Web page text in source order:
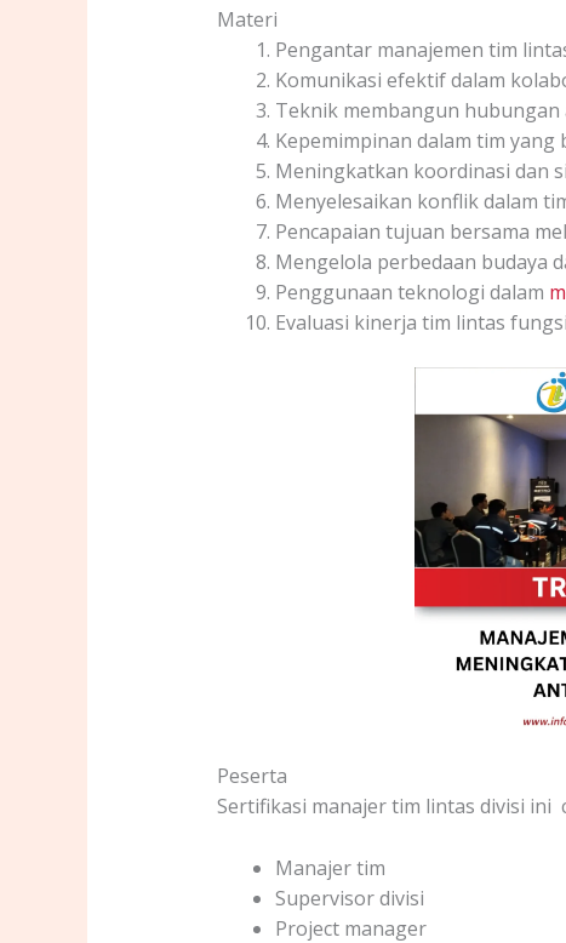
Materi
Pengantar manajemen tim
Komunikasi efektif dalam
Teknik membangun
Kepemimpinan dalam tim yang
Meningkatkan koordinasi dan
Menyelesaikan konflik dalam
Pencapaian tujuan bersama
Mengelola perbedaan budaya
Penggunaan teknologi dalam
Evaluasi kinerja tim lintas
Peserta
Sertifikasi manajer tim lintas divisi ini
Manajer tim
Supervisor divisi
Project manager